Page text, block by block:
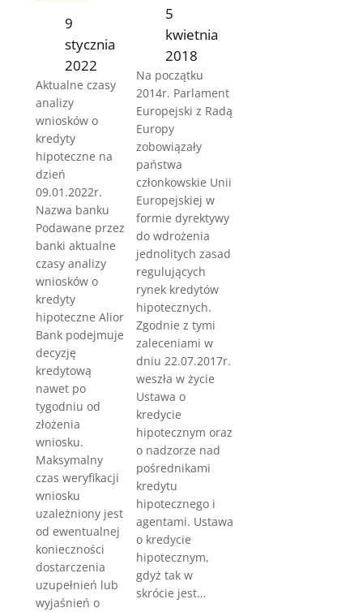
9
stycznia
2022
Aktualne czasy
analizy
wniosków o
kredyty
hipoteczne na
dzień
09.01.2022r.
Nazwa banku
Podawane przez
banki aktualne
czasy analizy
wniosków o
kredyty
hipoteczne Alior
Bank podejmuje
decyzję
kredytową
nawet po
tygodniu od
złożenia
wniosku.
Maksymalny
czas weryfikacji
wniosku
uzależniony jest
od ewentualnej
konieczności
dostarczenia
uzupełnień lub
wyjaśnień o
5
kwietnia
2018
Na początku
2014r. Parlament
Europejski z Radą
Europy
zobowiązały
państwa
członkowskie Unii
Europejskiej w
formie dyrektywy
do wdrożenia
jednolitych zasad
regulujących
rynek kredytów
hipotecznych.
Zgodnie z tymi
zaleceniami w
dniu 22.07.2017r.
weszła w życie
Ustawa o
kredycie
hipotecznym oraz
o nadzorze nad
pośrednikami
kredytu
hipotecznego i
agentami. Ustawa
o kredycie
hipotecznym,
gdyż tak w
skrócie jest…